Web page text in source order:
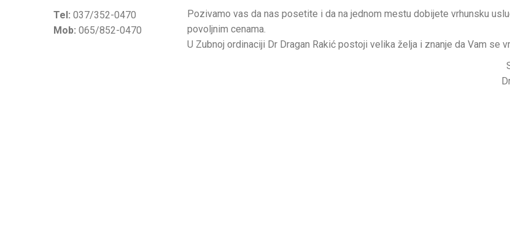
Tel: 037/352-0470
Mob: 065/852-0470
Pozivamo vas da nas posetite i da na jednom mestu dobijete vrhunsku
povoljnim cenama.
U Zubnoj ordinaciji Dr Dragan Rakić postoji velika želja i znanje da Vam se